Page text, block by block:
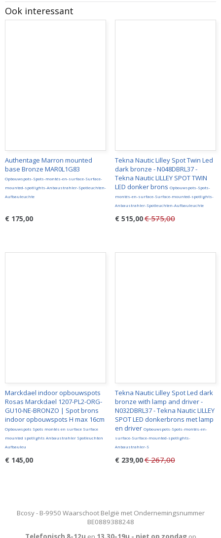
Ook interessant
Authentage Marron mounted
base Bronze MAR0L1G83
Opbouwspots-Spots-montés-en-surface-Surface-
mounted-spotlights-Anbaustrahler-Spotleuchten-
Aufbauleuchte
€ 175,00
Tekna Nautic Lilley Spot Twin Led
dark bronze - N048DBRL37 -
Tekna Nautic LILLEY SPOT TWIN
LED donker brons Opbouwspots-Spots-
montés-en-surface-Surface-mounted-spotlights-
Anbaustrahler-Spotleuchten-Aufbauleuchte
€ 515,00€ 575,00
Marckdael indoor opbouwspots
Rosas Marckdael 1207-PL2-ORG-
GU10-NE-BRONZO | Spot brons
indoor opbouwspots H max 16cm
Opbouwspots Spots montés en surface Surface
mounted spotlights Anbaustrahler Spotleuchten
Aufbauleu
€ 145,00
Tekna Nautic Lilley Spot Led dark
bronze with lamp and driver -
N032DBRL37 - Tekna Nautic LILLEY
SPOT LED donkerbrons met lamp
en driver Opbouwspots-Spots-montés-en-
surface-Surface-mounted-spotlights-
Anbaustrahler-S
€ 239,00€ 267,00
Bcosy - B-9950 Waarschoot België met Ondernemingsnummer
BE0889388248